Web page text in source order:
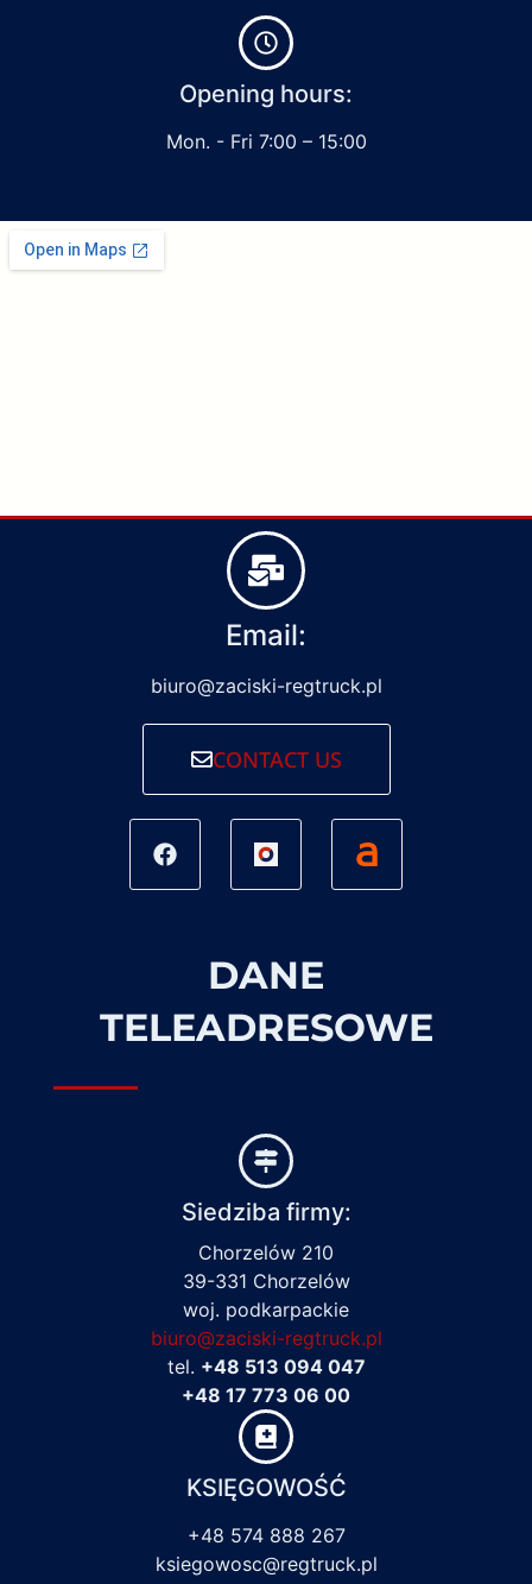
Opening hours:
Mon. - Fri 7:00 – 15:00
Email:
biuro@zaciski-regtruck.pl
CONTACT US
DANE
TELEADRESOWE
Siedziba firmy:
Chorzelów 210
39-331 Chorzelów
woj. podkarpackie
biuro@zaciski-regtruck.pl
tel. +48 513 094 047
+48 17 773 06 00
KSIĘGOWOŚĆ
+48 574 888 267
ksiegowosc@regtruck.pl